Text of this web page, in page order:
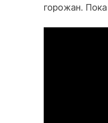
горожан.